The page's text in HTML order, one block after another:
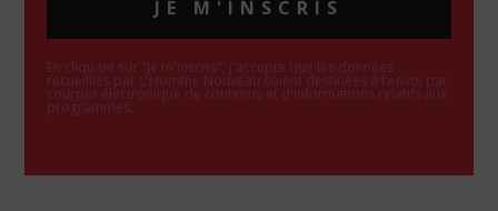
JE M'INSCRIS
En cliquant sur "Je m'inscris", j'accepte que les données
recueillies par L'Homme Nouveau soient destinées à l'envoi par
courrier électronique de contenus et d'informations relatifs aux
programmes.